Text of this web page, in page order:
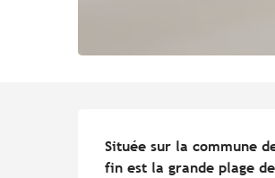
Située sur la commune
fin est la grande plage